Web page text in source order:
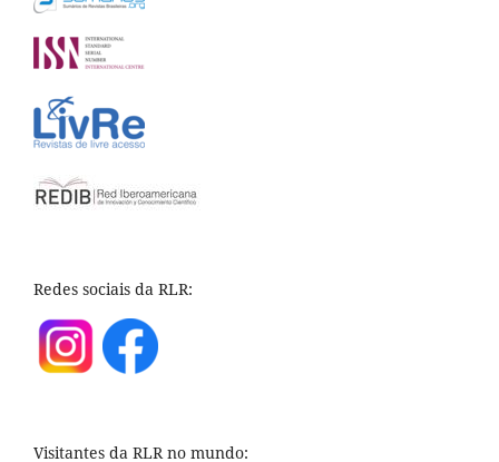
Redes sociais da RLR:
Visitantes da RLR no mundo: